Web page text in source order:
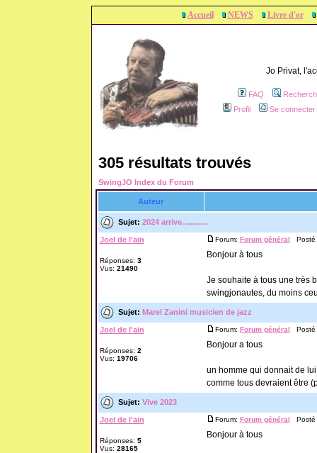
Accueil NEWS Livre d'or
Jo Privat,
FAQ
Profil
Se
305 résultats trouvés
SwingJO Index du Forum
Auteur
Sujet: 2024 arrive............
Joel de l'ain
Réponses: 3
Vus: 21490
Forum: Forum général Posté
Bonjour à tous
Je souhaite à tous une très
swingjonautes, du moins
Sujet: Marel Zanini musicien de jazz
Joel de l'ain
Réponses: 2
Vus: 19706
Forum: Forum général Posté
Bonjour a tous
un homme qui donnait de
comme tous devraient être
Sujet: Vive 2023
Joel de l'ain
Réponses: 5
Vus: 28165
Forum: Forum général Posté
Bonjour à tous